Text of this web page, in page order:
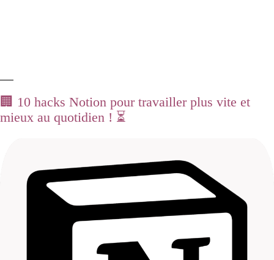
🏢 10 hacks Notion pour travailler plus vite et
mieux au quotidien ! ⏳